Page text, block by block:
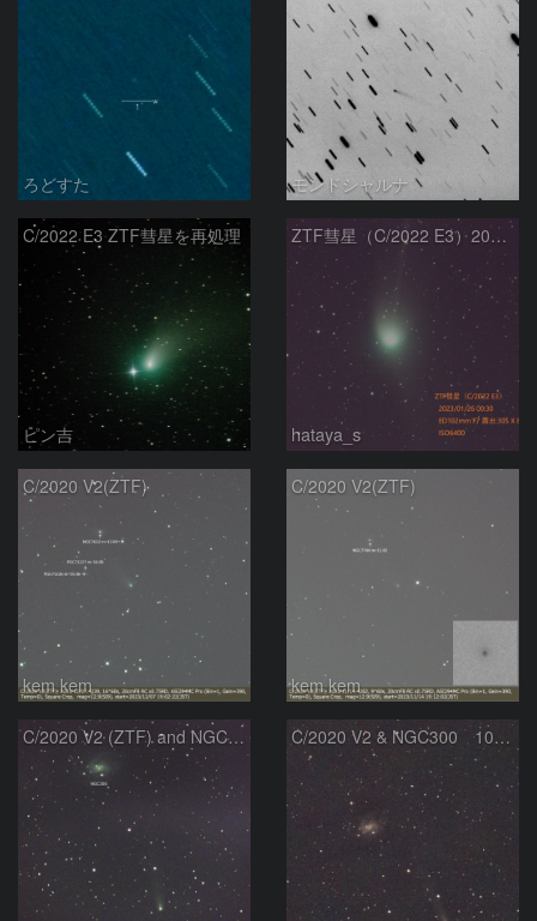
ろどすた モンドシャルナ
C/2022 E3 ZTF彗星を再処理
ピン吉
ZTF彗星（C/2022 E3）2023/01/26
hataya_s
C/2020 V2(ZTF)
kem.kem
C/2020 V2(ZTF)
kem.kem
C/2020 V2 (ZTF) and NGC300 C/2020 V2 & NGC300 10/15